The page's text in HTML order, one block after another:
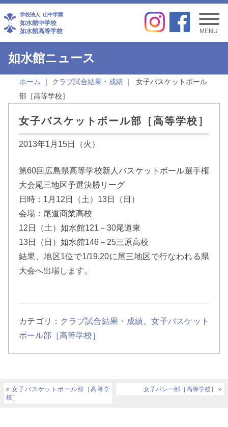
学校法人 山中学園
如水館中学校
如水館高等学校
MENU
如水館ニュース
ホーム クラブ試合結果・成績
女子バスケットボール
部［高等学校］
女子バスケットボール部［高等学校］
2013年1月15日（火）
第60回広島県高等学校新人バスケットボール選手権
大会尾三地区予選決勝リーグ
日時：1月12日（土）13日（日）
会場：尾道商業高校
12日（土）如水館121－30尾道東
13日（日）如水館146－25三原高校
結果、地区1位で1/19,20に尾三地区で行なわれる県
大会へ出場します。
カテゴリ： クラブ試合結果・成績 、女子バスケット
ボール部［高等学校］
女子バスケットボール部［高等学
校］
女子バレー部［高等学校］